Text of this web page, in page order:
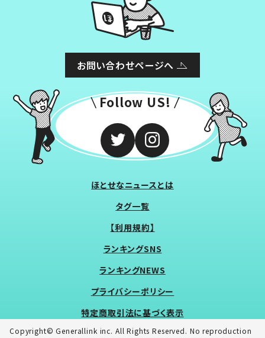
お問い合わせページへ
Follow US!
ほとせなニュースとは
タグ一覧
【利用規約】
ランキングSNS
ランキングNEWS
プライバシーポリシー
特定商取引法に基づく表示
Copyright© Generallink inc. All Rights Reserved. No reproduction